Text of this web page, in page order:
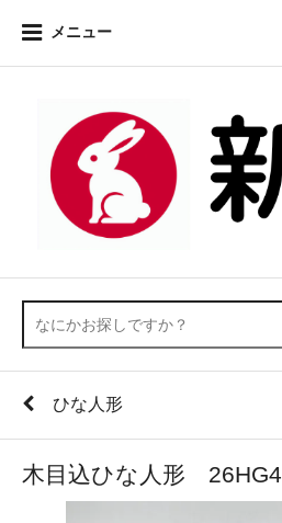
メニュー
ひな人形
木目込ひな人形 26HG4